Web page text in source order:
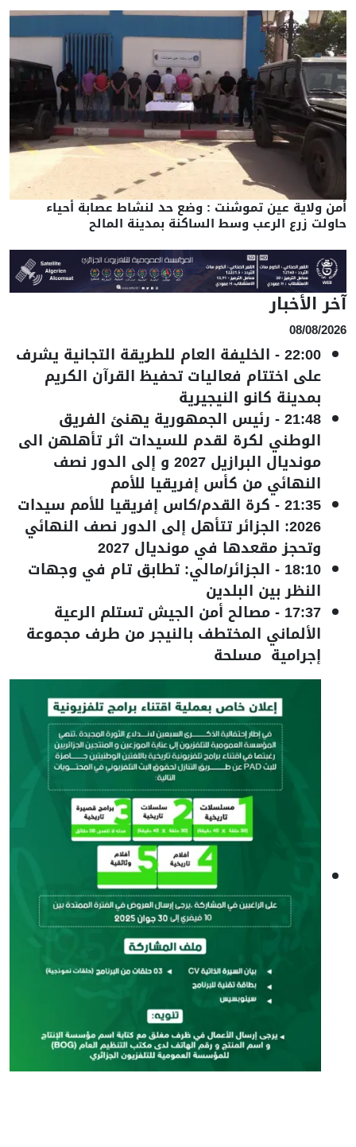
أمن ولاية عين تموشنت : وضع حد لنشاط عصابة أحياء
حاولت زرع الرعب وسط الساكنة بمدينة المالح
آخر الأخبار
08/08/2026
22:00
- الخليفة العام للطريقة التجانية يشرف
على اختتام فعاليات تحفيظ القرآن الكريم
بمدينة كانو النيجيرية
21:48
- رئيس الجمهورية يهنئ الفريق
الوطني لكرة لقدم للسيدات اثر تأهلهن الى
مونديال البرازيل 2027 و إلى الدور نصف
النهائي من كأس إفريقيا للأمم
21:35
-كرة القدم/كاس إفريقيا للأمم سيدات
2026: الجزائر تتأهل إلى الدور نصف النهائي
وتحجز مقعدها في مونديال 2027
18:10
- الجزائر/مالي: تطابق تام في وجهات
النظر بين البلدين
17:37
-مصالح أمن الجيش تستلم الرعية
الألماني المختطف بالنيجر من طرف مجموعة
إجرامية مسلحة